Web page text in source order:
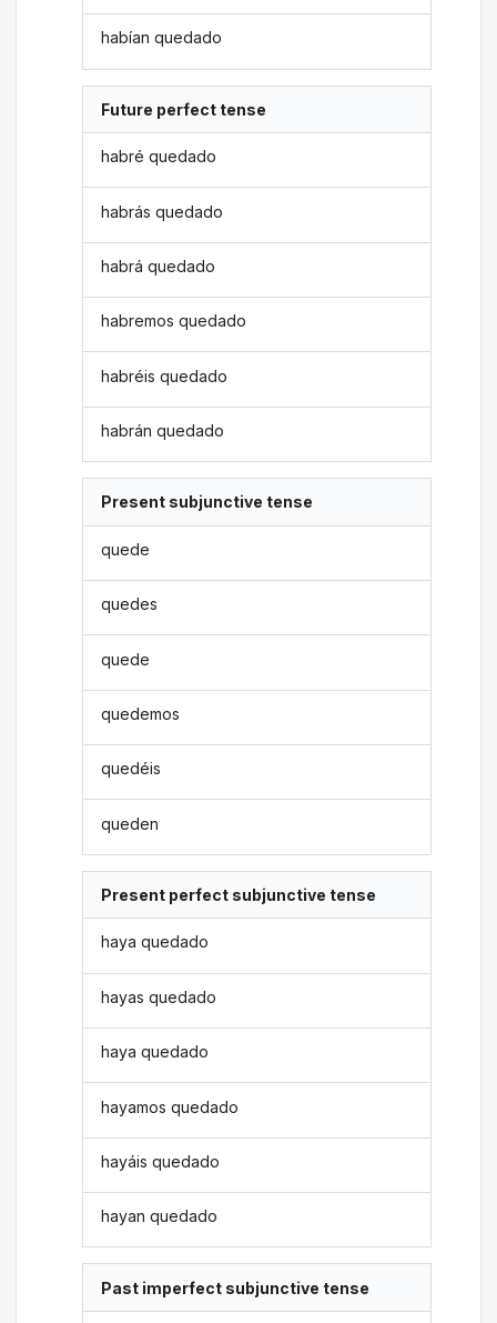
habían quedado
Future perfect tense
habré quedado
habrás quedado
habrá quedado
habremos quedado
habréis quedado
habrán quedado
Present subjunctive tense
quede
quedes
quede
quedemos
quedéis
queden
Present perfect subjunctive tense
haya quedado
hayas quedado
haya quedado
hayamos quedado
hayáis quedado
hayan quedado
Past imperfect subjunctive tense